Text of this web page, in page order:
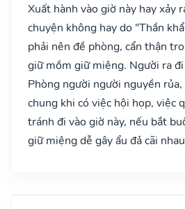
Xuất hành vào giờ này hay xảy
chuyện không hay do "Thần
phải nên đề phòng, cẩn thận
giữ mồm giữ miệng. Người ra
Phòng người người nguyền
chung khi có việc hội họp, việc
tránh đi vào giờ này, nếu bắt
giữ miệng dễ gây ẩu đả cãi